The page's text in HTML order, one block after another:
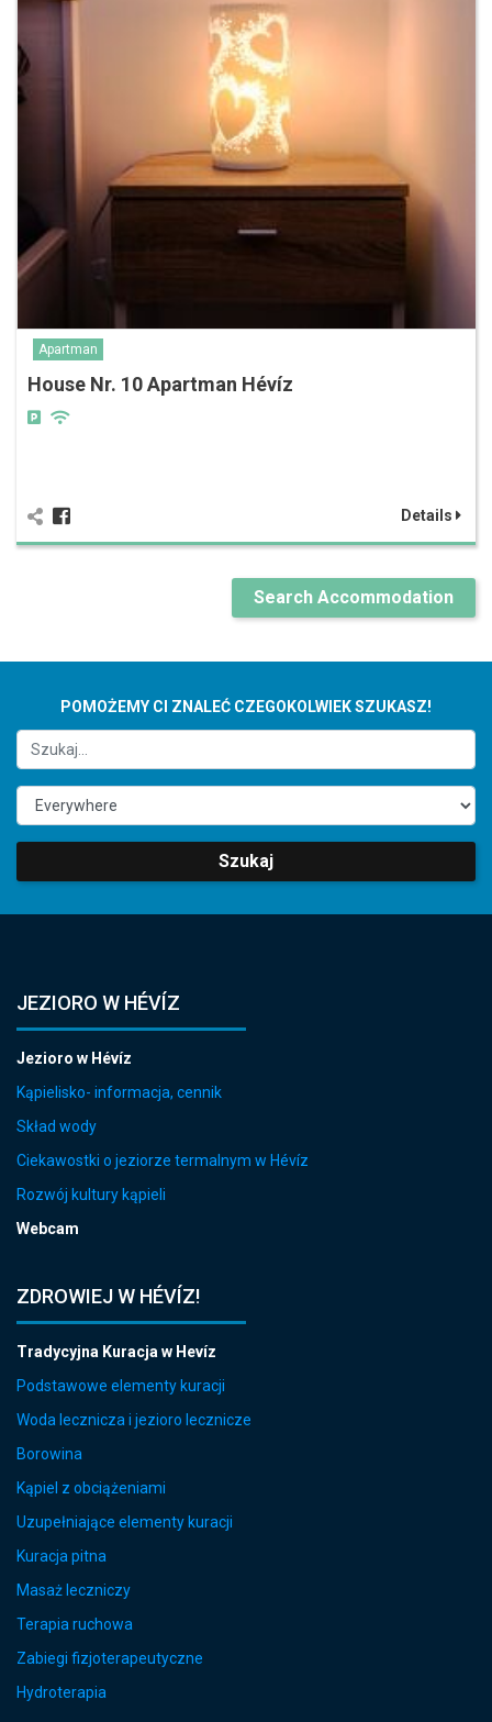
Apartman
House Nr. 10 Apartman Hévíz
Details
Search Accommodation
POMOŻEMY CI ZNALEĆ CZEGOKOLWIEK SZUKASZ!
Szukaj
JEZIORO W HÉVÍZ
Jezioro w Hévíz
Kąpielisko- informacja, cennik
Skład wody
Ciekawostki o jeziorze termalnym w Hévíz
Rozwój kultury kąpieli
Webcam
ZDROWIEJ W HÉVÍZ!
Tradycyjna Kuracja w Hevíz
Podstawowe elementy kuracji
Woda lecznicza i jezioro lecznicze
Borowina
Kąpiel z obciążeniami
Uzupełniające elementy kuracji
Kuracja pitna
Masaż leczniczy
Terapia ruchowa
Zabiegi fizjoterapeutyczne
Hydroterapia